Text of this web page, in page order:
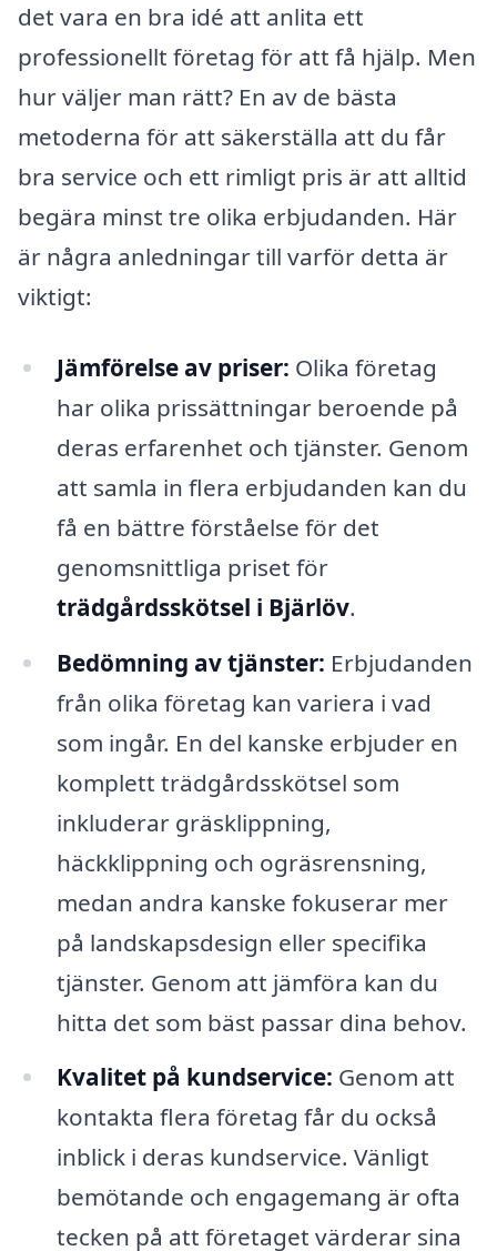
det vara en bra idé att anlita ett
professionellt företag för att få hjälp. Men
hur väljer man rätt? En av de bästa
metoderna för att säkerställa att du får
bra service och ett rimligt pris är att alltid
begära minst tre olika erbjudanden. Här
är några anledningar till varför detta är
viktigt:
Jämförelse av priser: Olika företag
har olika prissättningar beroende på
deras erfarenhet och tjänster. Genom
att samla in flera erbjudanden kan du
få en bättre förståelse för det
genomsnittliga priset för
trädgårdsskötsel i Bjärlöv.
Bedömning av tjänster: Erbjudanden
från olika företag kan variera i vad
som ingår. En del kanske erbjuder en
komplett trädgårdsskötsel som
inkluderar gräsklippning,
häckklippning och ogräsrensning,
medan andra kanske fokuserar mer
på landskapsdesign eller specifika
tjänster. Genom att jämföra kan du
hitta det som bäst passar dina behov.
Kvalitet på kundservice: Genom att
kontakta flera företag får du också
inblick i deras kundservice. Vänligt
bemötande och engagemang är ofta
tecken på att företaget värderar sina